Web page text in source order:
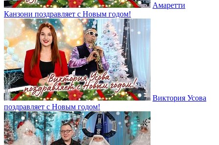
Амаретти
Канзони поздравляет с Новым годом!
Виктория Усова
поздравляет с Новым годом!